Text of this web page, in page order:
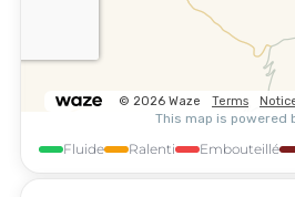
Fluide Ralenti Embouteillé